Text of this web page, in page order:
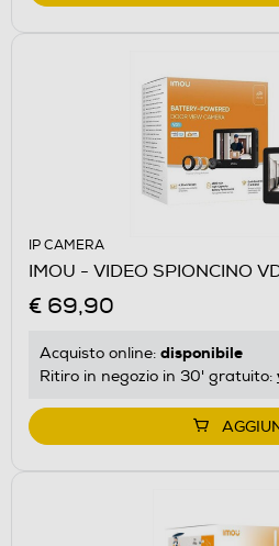
IP CAMERA
IMOU - VIDEO SPIONCINO
€ 69,90
Acquisto online: disponibile
Ritiro in negozio in 30' gratuito: